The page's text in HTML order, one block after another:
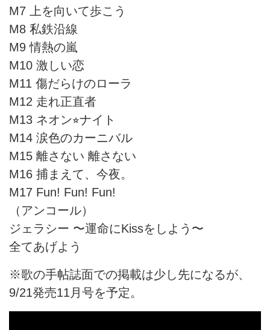
M7 上を向いて歩こう
M8 私鉄沿線
M9 情熱の嵐
M10 激しい恋
M11 傷だらけのローラ
M12 走れ正直者
M13 ネオン⭐︎ナイト
M14 涙色のカーニバル
M15 離さない 離さない
M16 捕まえて、今夜。
M17 Fun! Fun! Fun!
（アンコール）
ジェラシー 〜運命にKissをしよう〜
全てあげよう
※歌の手帖誌面での掲載は少し先になるが、
9/21発売11月号を予定。